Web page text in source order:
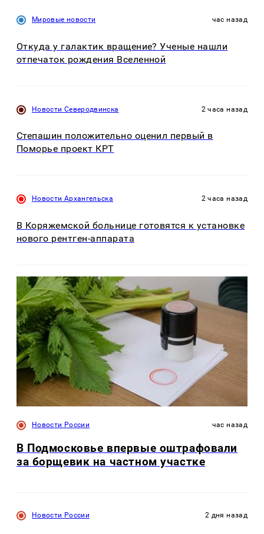
Мировые новости час назад
Откуда у галактик вращение? Ученые нашли
отпечаток рождения Вселенной
Новости Северодвинска 2 часа назад
Степашин положительно оценил первый в
Поморье проект КРТ
Новости Архангельска 2 часа назад
В Коряжемской больнице готовятся к установке
нового рентген-аппарата
Новости России час назад
В Подмосковье впервые оштрафовали
за борщевик на частном участке
Новости России 2 дня назад